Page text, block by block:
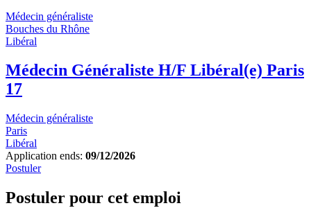
Médecin généraliste
Bouches du Rhône
Libéral
Médecin Généraliste H/F Libéral(e) Paris
17
Médecin généraliste
Paris
Libéral
Application ends: 09/12/2026
Postuler
Postuler pour cet emploi